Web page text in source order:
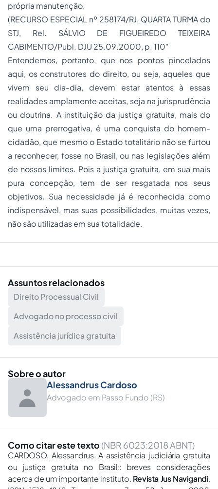
própria manutenção.
(RECURSO ESPECIAL nº 258174/RJ, QUARTA TURMA do
STJ, Rel. SÁLVIO DE FIGUEIREDO TEIXEIRA
CABIMENTO/Publ. DJU 25.09.2000, p. 110"
Entendemos, portanto, que nos pontos pincelados
aqui, os construtores do direito, ou seja, aqueles que
vivem seu dia-dia, devem estar atentos à essas
realidades amplamente aceitas, seja na jurisprudência
ou doutrina. A instituição da justiça gratuita, mais do
que uma prerrogativa, é uma conquista do homem-
cidadão, que mesmo o Estado totalitário não se furtou
a reconhecer, fosse no Brasil, ou nas legislações além
de nossos limites. Pois a justiça gratuita, em sua mais
pura concepção, tem de ser resgatada nos seus
objetivos. Sua necessidade já é reconhecida como
indispensável, mas suas possibilidades, muitas vezes,
não são utilizadas em sua totalidade.
Assuntos relacionados
Direito Processual Civil
Advogado no processo civil
Assistência jurídica gratuita
Sobre o autor
Alessandrus Cardoso
Advogado em Passo Fundo (RS)
Como citar este texto (NBR 6023:2018 ABNT)
CARDOSO, Alessandrus. A assistência judiciária gratuita
ou justiça gratuita no Brasil:: breves considerações
acerca de um importante instituto. Revista Jus Navigandi,